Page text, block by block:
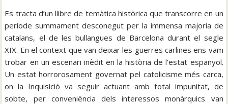
Es tracta d’un llibre de temàtica històrica que transcorre en un
període summament desconegut per la immensa majoria de
catalans, el de les bullangues de Barcelona durant el segle
XIX. En el context que van deixar les guerres carlines ens vam
trobar en un escenari inèdit en la història de l’estat espanyol.
Un estat horrorosament governat pel catolicisme més carca,
on la Inquisició va seguir actuant amb total impunitat, de
sobte, per conveniència dels interessos monàrquics van